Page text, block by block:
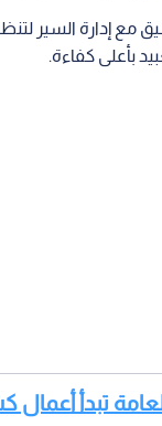
مع إدارة السير
بأعلى كفاءة.
تبدأ